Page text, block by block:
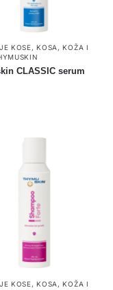
KOSE,KOSA ,KOŽA I
CLASSIC serum
KOSE,KOSA ,KOŽA I